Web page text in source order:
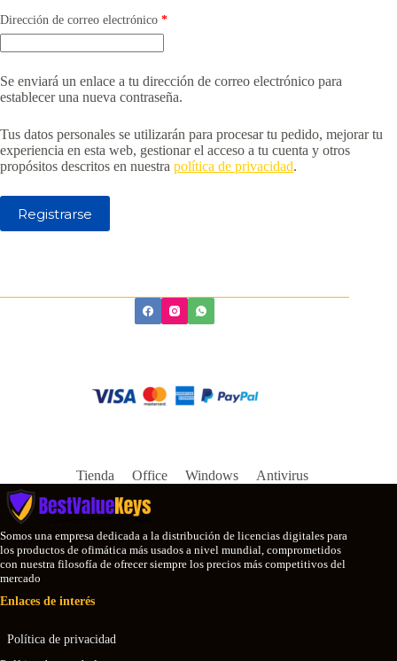
Dirección de correo electrónico *Obligatorio
Se enviará un enlace a tu dirección de correo electrónico para
establecer una nueva contraseña.
Tus datos personales se utilizarán para procesar tu pedido, mejorar tu
experiencia en esta web, gestionar el acceso a tu cuenta y otros
propósitos descritos en nuestra política de privacidad.
Registrarse
Tienda Office Windows Antivirus
Somos una empresa dedicada a la distribución de licencias digitales para
los productos de ofimática más usados a nivel mundial, comprometidos
con nuestra filosofía de ofrecer siempre los precios más competitivos del
mercado
Enlaces de interés
Política de privacidad